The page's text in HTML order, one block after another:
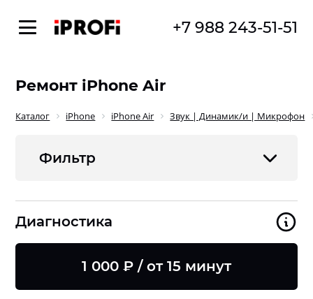
+7 988 243-51-51
Ремонт iPhone Air
Каталог iPhone iPhone Air Звук | Динамик/и | Микрофон
Фильтр
Диагностика
1 000 ₽ / от 15 минут